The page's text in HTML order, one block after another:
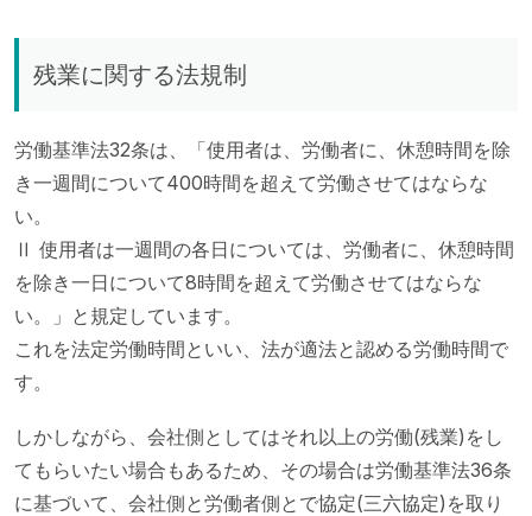
残業に関する法規制
労働基準法32条は、「使用者は、労働者に、休憩時間を除
き一週間について400時間を超えて労働させてはならな
い。
Ⅱ 使用者は一週間の各日については、労働者に、休憩時間
を除き一日について8時間を超えて労働させてはならな
い。」と規定しています。
これを法定労働時間といい、法が適法と認める労働時間で
す。
しかしながら、会社側としてはそれ以上の労働(残業)をし
てもらいたい場合もあるため、その場合は労働基準法36条
に基づいて、会社側と労働者側とで協定(三六協定)を取り